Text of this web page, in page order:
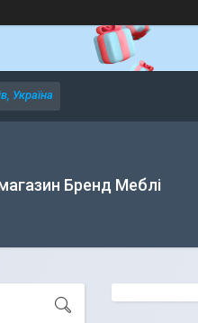
Україна
Бренд Меблі